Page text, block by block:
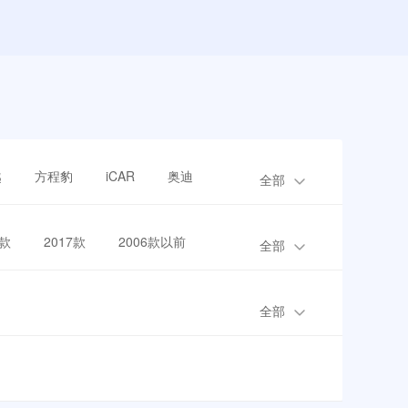
方程豹 iCAR 奥迪 全部
2017款 2006款以前 全部
全部